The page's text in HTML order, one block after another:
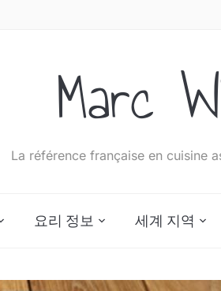
Marc
La référence française en cuisine
요리 정보 세계 지역